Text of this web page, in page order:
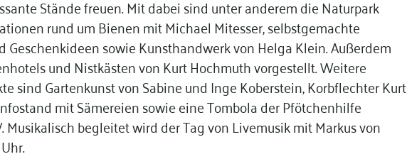
Stände freuen. Mit dabei sind unter anderem die Naturpark
rund um Bienen mit Michael Mitesser, selbstgemachte
Geschenkideen sowie Kunsthandwerk von Helga Klein. Außerdem
und Nistkästen von Kurt Hochmuth vorgestellt. Weitere
sind Gartenkunst von Sabine und Inge Koberstein, Korbflechter Kurt
mit Sämereien sowie eine Tombola der Pfötchenhilfe
Musikalisch begleitet wird der Tag von Livemusik mit Markus von